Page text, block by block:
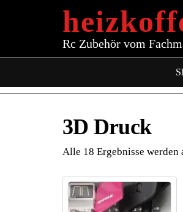
Rc Zubehör vom
3D Druck
Alle 18 Ergebnisse werden